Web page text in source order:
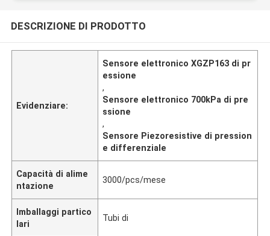
DESCRIZIONE DI PRODOTTO
Evidenziare:
Sensore elettronico XGZP163 di pr
essione
,
Sensore elettronico 700kPa di pre
ssione
,
Sensore Piezoresistive di pression
e differenziale
Capacità di alime
ntazione
3000/pcs/mese
Imballaggi partico
lari
Tubi di